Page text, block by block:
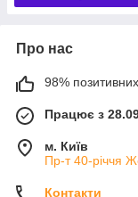
Про нас
98% позитивних
Працює з
м. Київ
Пр-т 40-річчя
Контакти